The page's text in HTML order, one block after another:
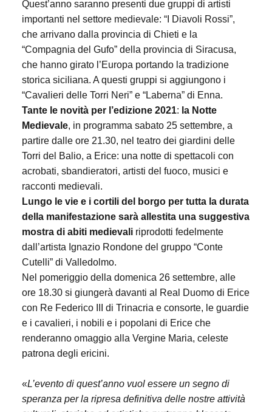
Quest’anno saranno presenti due gruppi di artisti
importanti nel settore medievale: “I Diavoli Rossi”,
che arrivano dalla provincia di Chieti e la
“Compagnia del Gufo” della provincia di Siracusa,
che hanno girato l’Europa portando la tradizione
storica siciliana. A questi gruppi si aggiungono i
“Cavalieri delle Torri Neri” e “Laberna” di Enna.
Tante le novità per l’edizione 2021: la Notte
Medievale, in programma sabato 25 settembre, a
partire dalle ore 21.30, nel teatro dei giardini delle
Torri del Balio, a Erice: una notte di spettacoli con
acrobati, sbandieratori, artisti del fuoco, musici e
racconti medievali.
Lungo le vie e i cortili del borgo per tutta la durata
della manifestazione sarà allestita una suggestiva
mostra di abiti medievali riprodotti fedelmente
dall’artista Ignazio Rondone del gruppo “Conte
Cutelli” di Valledolmo.
Nel pomeriggio della domenica 26 settembre, alle
ore 18.30 si giungerà davanti al Real Duomo di Erice
con Re Federico III di Trinacria e consorte, le guardie
e i cavalieri, i nobili e i popolani di Erice che
renderanno omaggio alla Vergine Maria, celeste
patrona degli ericini.
«L’evento di quest’anno vuol essere un segno di
speranza per la ripresa definitiva delle nostre attività